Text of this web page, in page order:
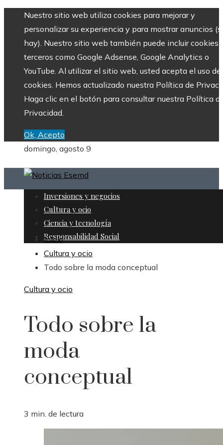
Nuestro sitio web utiliza cookies para mejorar y
personalizar su experiencia y para mostrar anuncios
hay). Nuestro sitio web también puede incluir cookies
terceros como Google Adsense, Google Analytics o
YouTube. Al utilizar el sitio web, usted acepta el uso de
cookies. Hemos actualizado nuestra Política de
Haga clic en el botón para consultar nuestra Política
Privacidad.
Ok, Acepto
domingo, agosto 9
Inversiones y negocios
Cultura y ocio
Ciencia y tecnología
Responsabilidad Social
Inicio
Cultura y ocio
Todo sobre la moda conceptual
Cultura y ocio
Todo sobre la
moda
conceptual
3 min. de lectura